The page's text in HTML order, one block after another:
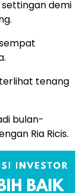
demi
tenang
bulan-
Ria Ricis.